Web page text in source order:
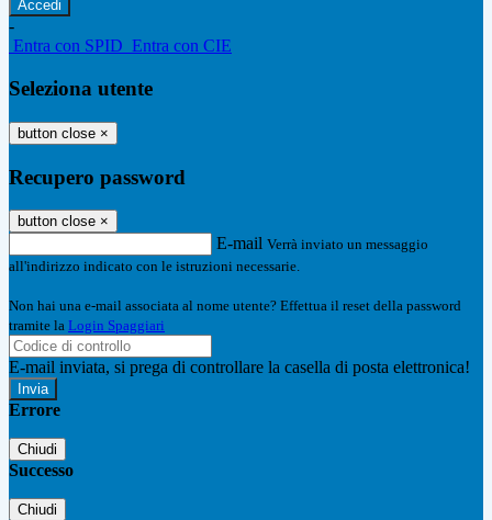
-
Entra con SPID Entra con CIE
Seleziona utente
button close ×
Recupero password
button close ×
E-mail Verrà inviato un messaggio
all'indirizzo indicato con le istruzioni necessarie.
Non hai una e-mail associata al nome utente? Effettua il reset della password
tramite la Login Spaggiari
E-mail inviata, si prega di controllare la casella di posta elettronica!
Errore
Chiudi
Successo
Chiudi